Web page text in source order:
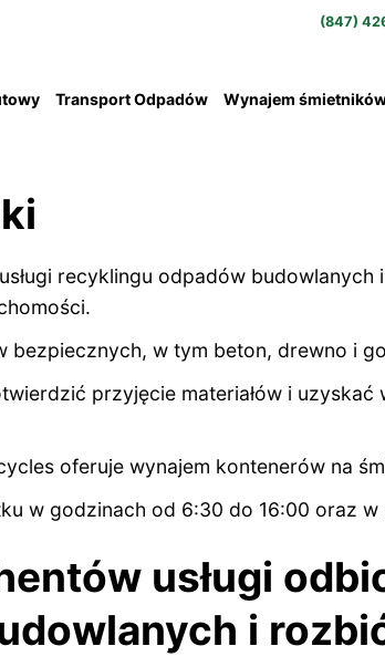
(847)
Transport Odpadów Wynajem
recyklingu odpadów
bezpiecznych, w tym beton, drewno i
przyjęcie materiałów i
oferuje wynajem kontenerów na
w godzinach od 6:30 do 16:00 oraz
usługi
i